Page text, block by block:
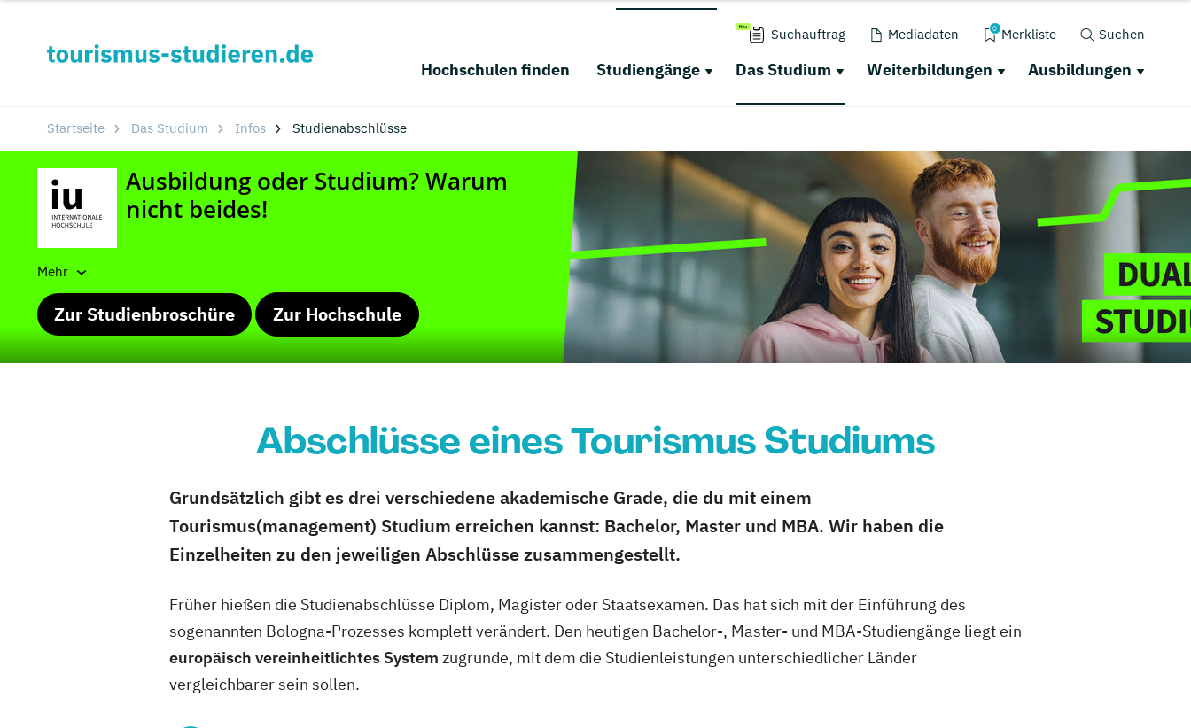
Suchauftrag Mediadaten 0 Merkliste Suchen
Hochschulen finden Studiengänge Das Studium Weiterbildungen Ausbildungen
Startseite Das Studium Infos Studienabschlüsse
Mehr
Zur Studienbroschüre Zur Hochschule
Abschlüsse eines Tourismus Studiums
Grundsätzlich gibt es drei verschiedene akademische Grade, die du mit einem
Tourismus(management) Studium erreichen kannst: Bachelor, Master und MBA. Wir haben die
Einzelheiten zu den jeweiligen Abschlüsse zusammengestellt.
Früher hießen die Studienabschlüsse Diplom, Magister oder Staatsexamen. Das hat sich mit der Einführung des
sogenannten Bologna-Prozesses komplett verändert. Den heutigen Bachelor-, Master- und MBA-Studiengänge liegt ein
europäisch vereinheitlichtes System zugrunde, mit dem die Studienleistungen unterschiedlicher Länder
vergleichbarer sein sollen.